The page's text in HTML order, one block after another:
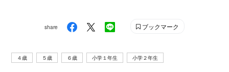
share ブックマーク
４歳 ５歳 ６歳 小学１年生 小学２年生